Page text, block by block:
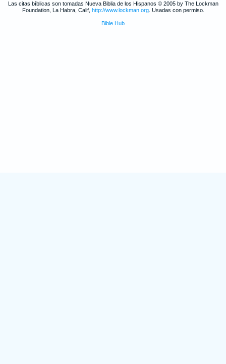
Las citas bíblicas son tomadas Nueva Biblia de los Hispanos © 2005 by The Lockman
Foundation, La Habra, Calif, http://www.lockman.org. Usadas con permiso.
Bible Hub